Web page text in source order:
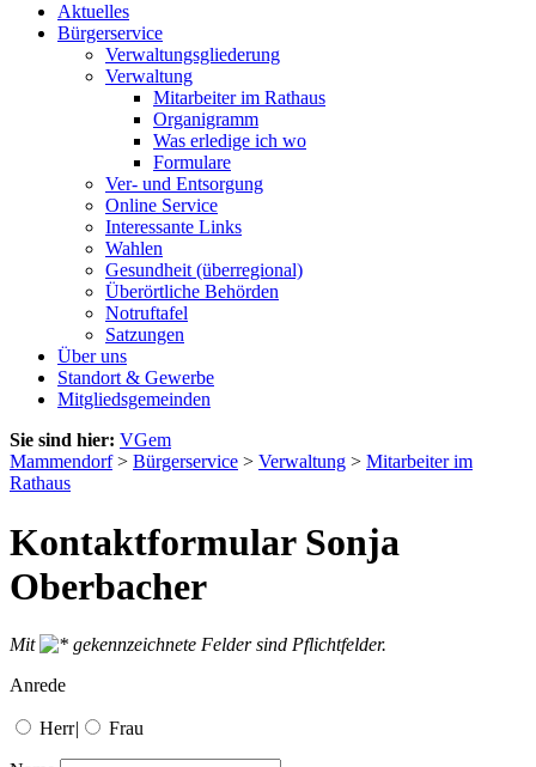
Aktuelles
Bürgerservice
Verwaltungsgliederung
Verwaltung
Mitarbeiter im Rathaus
Organigramm
Was erledige ich wo
Formulare
Ver- und Entsorgung
Online Service
Interessante Links
Wahlen
Gesundheit (überregional)
Überörtliche Behörden
Notruftafel
Satzungen
Über uns
Standort & Gewerbe
Mitgliedsgemeinden
Sie sind hier: VGem
Mammendorf> Bürgerservice > Verwaltung > Mitarbeiter im
Rathaus
Kontaktformular Sonja
Oberbacher
Mit
gekennzeichnete Felder sind Pflichtfelder.
Anrede
Herr| Frau